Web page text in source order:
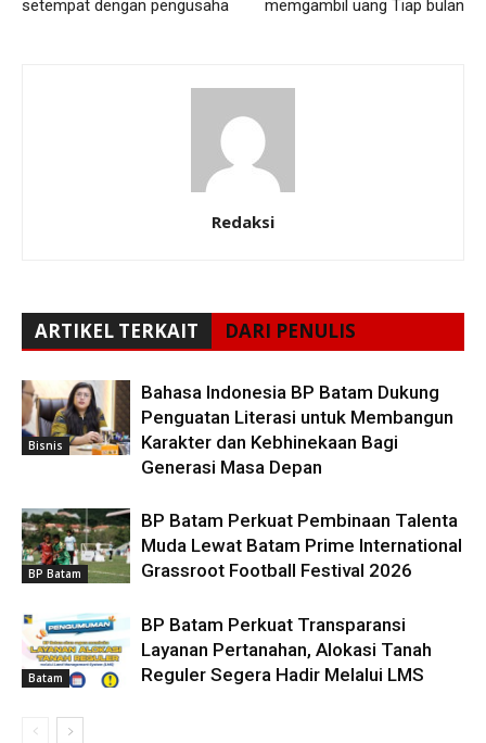
setempat dengan pengusaha memgambil uang Tiap bulan
Redaksi
ARTIKEL TERKAIT DARI PENULIS
Bisnis
Bahasa Indonesia BP Batam Dukung
Penguatan Literasi untuk Membangun
Karakter dan Kebhinekaan Bagi
Generasi Masa Depan
BP Batam
BP Batam Perkuat Pembinaan Talenta
Muda Lewat Batam Prime International
Grassroot Football Festival 2026
Batam
BP Batam Perkuat Transparansi
Layanan Pertanahan, Alokasi Tanah
Reguler Segera Hadir Melalui LMS